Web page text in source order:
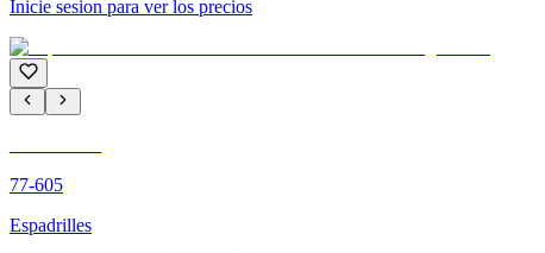
Inicie sesion para ver los precios
77-605
Espadrilles